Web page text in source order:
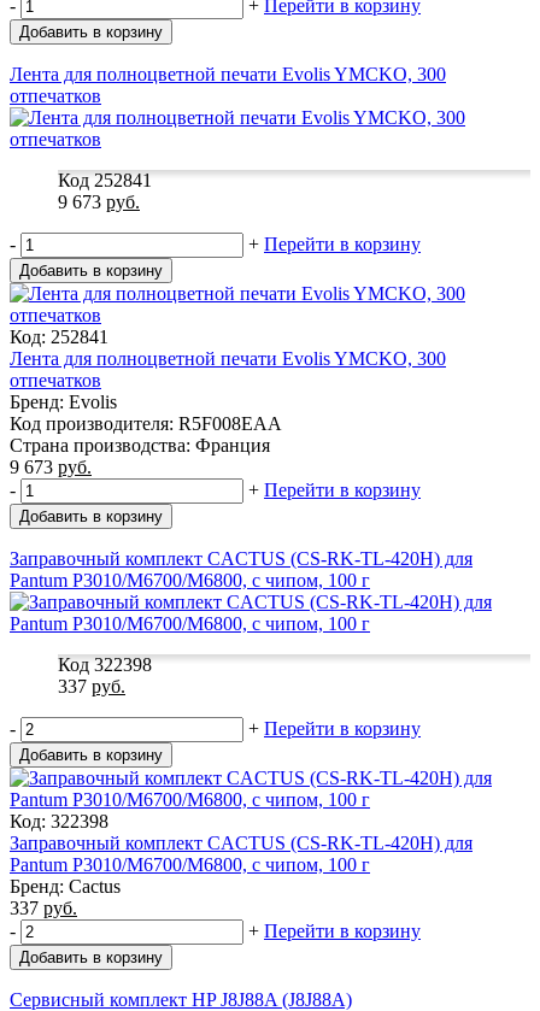
-
+ Перейти в корзину
Добавить в корзину
Лента для полноцветной печати Evolis YMCKO, 300
отпечатков
Код 252841
9 673 руб.
- + Перейти в корзину
Добавить в корзину
Код: 252841
Лента для полноцветной печати Evolis YMCKO, 300
отпечатков
Бренд: Evolis
Код производителя: R5F008EAA
Страна производства: Франция
9 673 руб.
-
+ Перейти в корзину
Добавить в корзину
Заправочный комплект CACTUS (CS-RK-TL-420H) для
Pantum P3010/M6700/M6800, с чипом, 100 г
Код 322398
337 руб.
- + Перейти в корзину
Добавить в корзину
Код: 322398
Заправочный комплект CACTUS (CS-RK-TL-420H) для
Pantum P3010/M6700/M6800, с чипом, 100 г
Бренд: Cactus
337 руб.
-
+ Перейти в корзину
Добавить в корзину
Сервисный комплект HP J8J88A (J8J88A)